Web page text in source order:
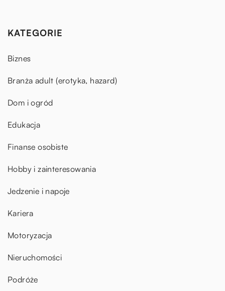
KATEGORIE
Biznes
Branża adult (erotyka, hazard)
Dom i ogród
Edukacja
Finanse osobiste
Hobby i zainteresowania
Jedzenie i napoje
Kariera
Motoryzacja
Nieruchomości
Podróże